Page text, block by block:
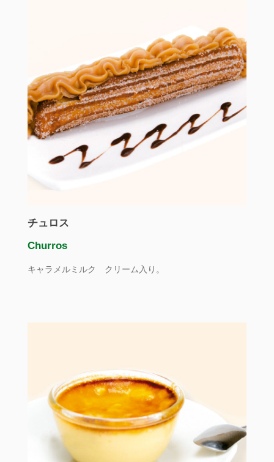
チュロス
Churros
キャラメルミルク クリーム入り。